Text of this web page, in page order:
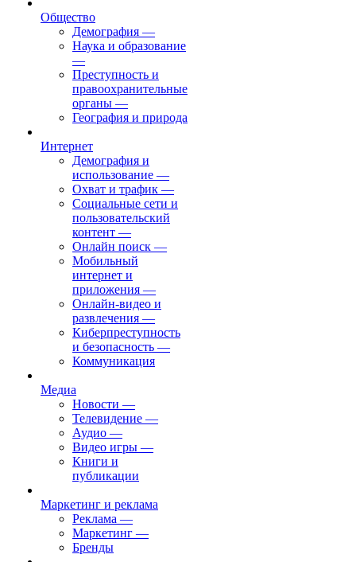
Общество
Демография —
Наука и образование
—
Преступность и
правоохранительные
органы —
География и природа
Интернет
Демография и
использование —
Охват и трафик —
Социальные сети и
пользовательский
контент —
Онлайн поиск —
Мобильный
интернет и
приложения —
Онлайн-видео и
развлечения —
Киберпреступность
и безопасность —
Коммуникация
Медиа
Новости —
Телевидение —
Аудио —
Видео игры —
Книги и
публикации
Маркетинг и реклама
Реклама —
Маркетинг —
Бренды